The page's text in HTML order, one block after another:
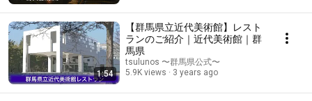
1:54
【群馬県立近代美術館】レスト
ランのご紹介｜近代美術館｜群
馬県
tsulunos 〜群馬県公式〜
5.9K views
3 years ago